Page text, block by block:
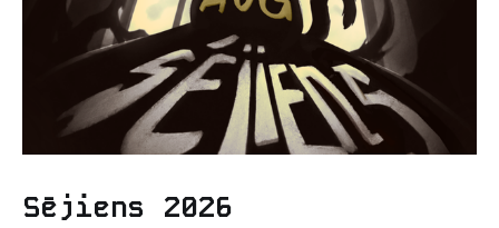
Sējiens 2026